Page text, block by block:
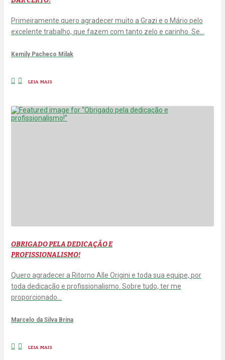
Primeiramente quero agradecer muito a Grazi e o Mário pelo
excelente trabalho, que fazem com tanto zelo e carinho. Se…
Kemily Pacheco Milak
LEIA MAIS
OBRIGADO PELA DEDICAÇÃO E
PROFISSIONALISMO!
Quero agradecer a Ritorno Alle Origini e toda sua equipe, por
toda dedicação e profissionalismo. Sobre tudo, ter me
proporcionado…
Marcelo da Silva Brina
LEIA MAIS